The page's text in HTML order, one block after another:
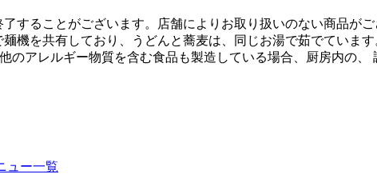
することがございます。店舗によりお取り扱いのない商品がご
機を共有しており、うどんと蕎麦は、同じお湯で茹でていま
のアレルギー物質を含む食品も製造している場合、厨房内の
ュー一覧